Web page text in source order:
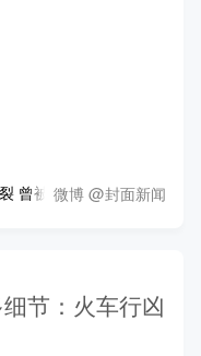
曾被强制戒毒2年
微博 @封面新闻
节：火车行凶